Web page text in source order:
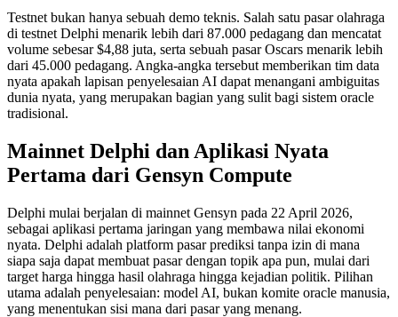
Testnet bukan hanya sebuah demo teknis. Salah satu pasar olahraga
di testnet Delphi menarik lebih dari 87.000 pedagang dan mencatat
volume sebesar $4,88 juta, serta sebuah pasar Oscars menarik lebih
dari 45.000 pedagang. Angka-angka tersebut memberikan tim data
nyata apakah lapisan penyelesaian AI dapat menangani ambiguitas
dunia nyata, yang merupakan bagian yang sulit bagi sistem oracle
tradisional.
Mainnet Delphi dan Aplikasi Nyata
Pertama dari Gensyn Compute
Delphi mulai berjalan di mainnet Gensyn pada 22 April 2026,
sebagai aplikasi pertama jaringan yang membawa nilai ekonomi
nyata. Delphi adalah platform pasar prediksi tanpa izin di mana
siapa saja dapat membuat pasar dengan topik apa pun, mulai dari
target harga hingga hasil olahraga hingga kejadian politik. Pilihan
utama adalah penyelesaian: model AI, bukan komite oracle manusia,
yang menentukan sisi mana dari pasar yang menang.